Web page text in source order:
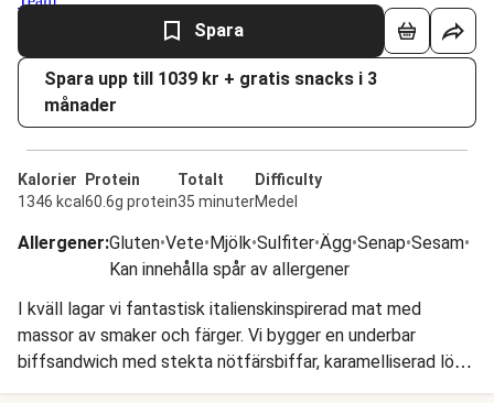
Spara
Spara upp till 1039 kr + gratis snacks i 3
månader
Kalorier
1346 kcal
Protein
60.6g protein
Totalt
35 minuter
Difficulty
Medel
Allergener:Gluten•Vete•Mjölk•Sulfiter•Ägg•Senap•Sesam•
Kan innehålla spår av allergener
I kväll lagar vi fantastisk italienskinspirerad mat med
massor av smaker och färger. Vi bygger en underbar
biffsandwich med stekta nötfärsbiffar, karamelliserad lök,
rucola, körsbärstomater och en vackert grön